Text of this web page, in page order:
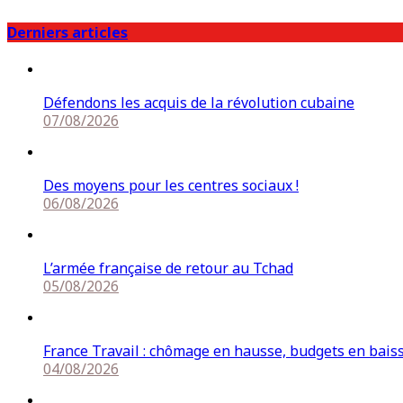
Derniers articles
Défendons les acquis de la révolution cubaine
07/08/2026
Des moyens pour les centres sociaux !
06/08/2026
L’armée française de retour au Tchad
05/08/2026
France Travail : chômage en hausse, budgets en
04/08/2026